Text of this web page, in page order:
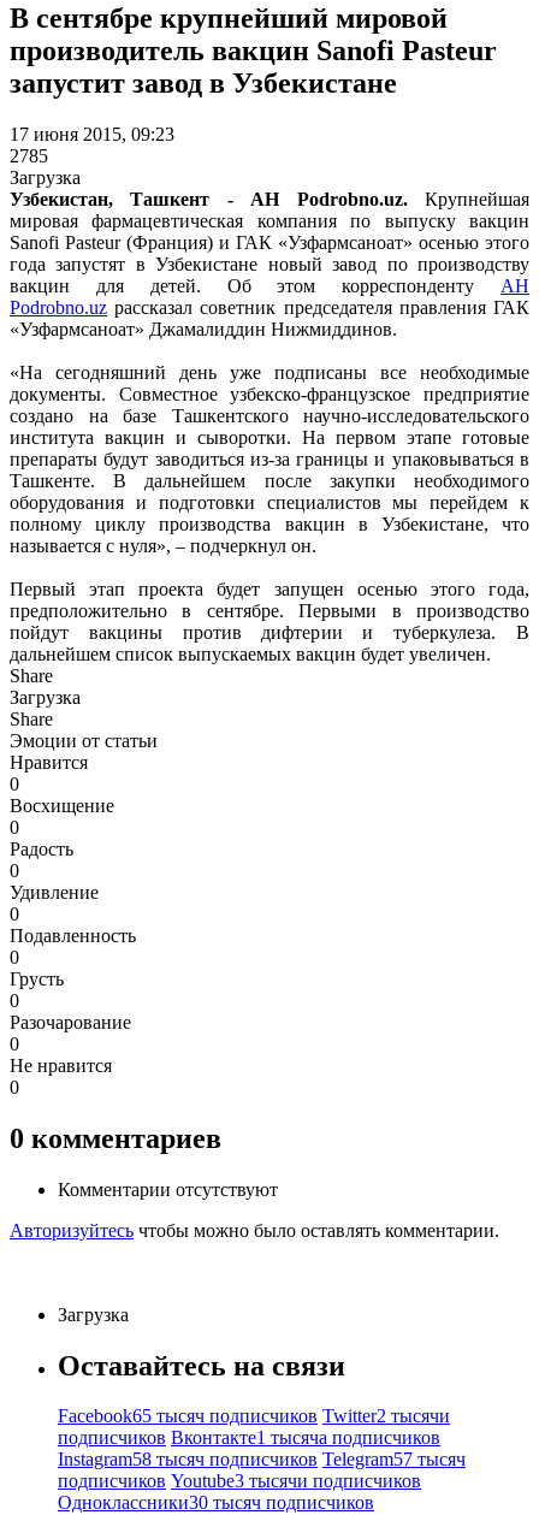
В сентябре крупнейший мировой
производитель вакцин Sanofi Pasteur
запустит завод в Узбекистане
17 июня 2015, 09:23
2785
Загрузка
Узбекистан, Ташкент - АН Podrobno.uz.Крупнейшая
мировая фармацевтическая компания по выпуску вакцин
Sanofi Pasteur (Франция) и ГАК «Узфармсаноат» осенью этого
года запустят в Узбекистане новый завод по производству
вакцин для детей. Об этом корреспонденту АН
Podrobno.uz рассказал советник председателя правления ГАК
«Узфармсаноат» Джамалиддин Нижмиддинов.
«На сегодняшний день уже подписаны все необходимые
документы. Совместное узбекско-французское предприятие
создано на базе Ташкентского научно-исследовательского
института вакцин и сыворотки. На первом этапе готовые
препараты будут заводиться из-за границы и упаковываться в
Ташкенте. В дальнейшем после закупки необходимого
оборудования и подготовки специалистов мы перейдем к
полному циклу производства вакцин в Узбекистане, что
называется с нуля», – подчеркнул он.
Первый этап проекта будет запущен осенью этого года,
предположительно в сентябре. Первыми в производство
пойдут вакцины против дифтерии и туберкулеза. В
дальнейшем список выпускаемых вакцин будет увеличен.
Share
Загрузка
Share
Эмоции от статьи
Нравится
0
Восхищение
0
Радость
0
Удивление
0
Подавленность
0
Грусть
0
Разочарование
0
Не нравится
0
0 комментариев
Комментарии отсутствуют
Авторизуйтесь чтобы можно было оставлять комментарии.
Загрузка
Оставайтесь на связи
Facebook65 тысяч подписчиков Twitter2 тысячи
подписчиков Вконтакте1 тысяча подписчиков
Instagram58 тысяч подписчиков Telegram57 тысяч
подписчиков Youtube3 тысячи подписчиков
Одноклассники30 тысяч подписчиков